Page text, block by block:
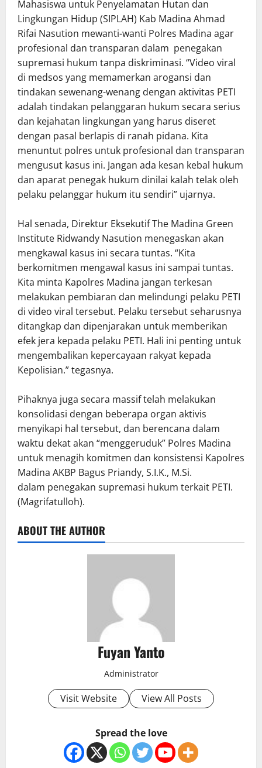
Mahasiswa untuk Penyelamatan Hutan dan
Lingkungan Hidup (SIPLAH) Kab Madina Ahmad
Rifai Nasution mewanti-wanti Polres Madina agar
profesional dan transparan dalam penegakan
supremasi hukum tanpa diskriminasi. “Video viral
di medsos yang memamerkan arogansi dan
tindakan sewenang-wenang dengan aktivitas PETI
adalah tindakan pelanggaran hukum secara serius
dan kejahatan lingkungan yang harus diseret
dengan pasal berlapis di ranah pidana. Kita
menuntut polres untuk profesional dan transparan
mengusut kasus ini. Jangan ada kesan kebal hukum
dan aparat penegak hukum dinilai kalah telak oleh
pelaku pelanggar hukum itu sendiri” ujarnya.
Hal senada, Direktur Eksekutif The Madina Green
Institute Ridwandy Nasution menegaskan akan
mengkawal kasus ini secara tuntas. “Kita
berkomitmen mengawal kasus ini sampai tuntas.
Kita minta Kapolres Madina jangan terkesan
melakukan pembiaran dan melindungi pelaku PETI
di video viral tersebut. Pelaku tersebut seharusnya
ditangkap dan dipenjarakan untuk memberikan
efek jera kepada pelaku PETI. Hali ini penting untuk
mengembalikan kepercayaan rakyat kepada
Kepolisian.” tegasnya.
Pihaknya juga secara massif telah melakukan
konsolidasi dengan beberapa organ aktivis
menyikapi hal tersebut, dan berencana dalam
waktu dekat akan “menggeruduk” Polres Madina
untuk menagih komitmen dan konsistensi Kapolres
Madina AKBP Bagus Priandy, S.I.K., M.Si.
dalam penegakan supremasi hukum terkait PETI.
(Magrifatulloh).
ABOUT THE AUTHOR
Fuyan Yanto
Administrator
Visit Website View All Posts
Spread the love